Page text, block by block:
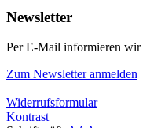
Newsletter
Per E-Mail informieren wir
Zum Newsletter anmelden
Widerrufsformular
Kontrast